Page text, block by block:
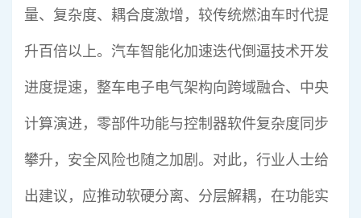
量、复杂度、耦合度激增，较传统燃油车时代提
升百倍以上。汽车智能化加速迭代倒逼技术开发
进度提速，整车电子电气架构向跨域融合、中央
计算演进，零部件功能与控制器软件复杂度同步
攀升，安全风险也随之加剧。对此，行业人士给
出建议，应推动软硬分离、分层解耦，在功能实